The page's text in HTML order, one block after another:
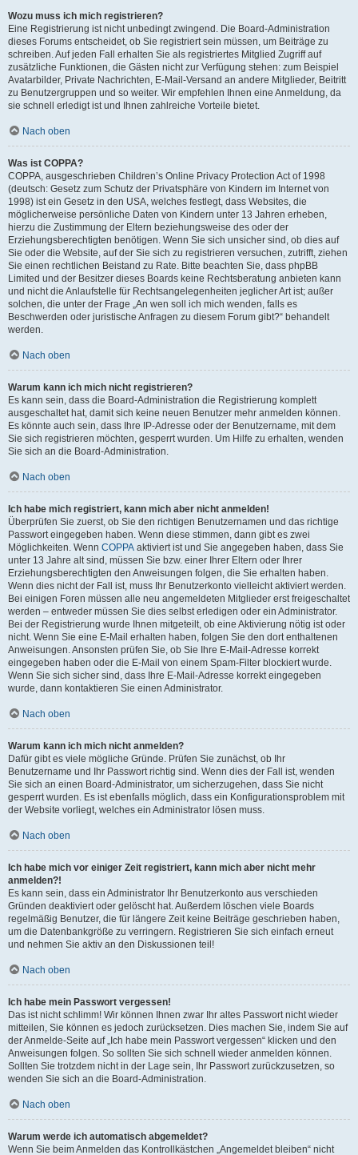
Wozu muss ich mich registrieren?
Eine Registrierung ist nicht unbedingt zwingend. Die Board-Administration
dieses Forums entscheidet, ob Sie registriert sein müssen, um Beiträge zu
schreiben. Auf jeden Fall erhalten Sie als registriertes Mitglied Zugriff auf
zusätzliche Funktionen, die Gästen nicht zur Verfügung stehen: zum Beispiel
Avatarbilder, Private Nachrichten, E-Mail-Versand an andere Mitglieder, Beitritt
zu Benutzergruppen und so weiter. Wir empfehlen Ihnen eine Anmeldung, da
sie schnell erledigt ist und Ihnen zahlreiche Vorteile bietet.
Nach oben
Was ist COPPA?
COPPA, ausgeschrieben Children’s Online Privacy Protection Act of 1998
(deutsch: Gesetz zum Schutz der Privatsphäre von Kindern im Internet von
1998) ist ein Gesetz in den USA, welches festlegt, dass Websites, die
möglicherweise persönliche Daten von Kindern unter 13 Jahren erheben,
hierzu die Zustimmung der Eltern beziehungsweise des oder der
Erziehungsberechtigten benötigen. Wenn Sie sich unsicher sind, ob dies auf
Sie oder die Website, auf der Sie sich zu registrieren versuchen, zutrifft, ziehen
Sie einen rechtlichen Beistand zu Rate. Bitte beachten Sie, dass phpBB
Limited und der Besitzer dieses Boards keine Rechtsberatung anbieten kann
und nicht die Anlaufstelle für Rechtsangelegenheiten jeglicher Art ist; außer
solchen, die unter der Frage „An wen soll ich mich wenden, falls es
Beschwerden oder juristische Anfragen zu diesem Forum gibt?“ behandelt
werden.
Nach oben
Warum kann ich mich nicht registrieren?
Es kann sein, dass die Board-Administration die Registrierung komplett
ausgeschaltet hat, damit sich keine neuen Benutzer mehr anmelden können.
Es könnte auch sein, dass Ihre IP-Adresse oder der Benutzername, mit dem
Sie sich registrieren möchten, gesperrt wurden. Um Hilfe zu erhalten, wenden
Sie sich an die Board-Administration.
Nach oben
Ich habe mich registriert, kann mich aber nicht anmelden!
Überprüfen Sie zuerst, ob Sie den richtigen Benutzernamen und das richtige
Passwort eingegeben haben. Wenn diese stimmen, dann gibt es zwei
Möglichkeiten. Wenn COPPA aktiviert ist und Sie angegeben haben, dass Sie
unter 13 Jahre alt sind, müssen Sie bzw. einer Ihrer Eltern oder Ihrer
Erziehungsberechtigten den Anweisungen folgen, die Sie erhalten haben.
Wenn dies nicht der Fall ist, muss Ihr Benutzerkonto vielleicht aktiviert werden.
Bei einigen Foren müssen alle neu angemeldeten Mitglieder erst freigeschaltet
werden – entweder müssen Sie dies selbst erledigen oder ein Administrator.
Bei der Registrierung wurde Ihnen mitgeteilt, ob eine Aktivierung nötig ist oder
nicht. Wenn Sie eine E-Mail erhalten haben, folgen Sie den dort enthaltenen
Anweisungen. Ansonsten prüfen Sie, ob Sie Ihre E-Mail-Adresse korrekt
eingegeben haben oder die E-Mail von einem Spam-Filter blockiert wurde.
Wenn Sie sich sicher sind, dass Ihre E-Mail-Adresse korrekt eingegeben
wurde, dann kontaktieren Sie einen Administrator.
Nach oben
Warum kann ich mich nicht anmelden?
Dafür gibt es viele mögliche Gründe. Prüfen Sie zunächst, ob Ihr
Benutzername und Ihr Passwort richtig sind. Wenn dies der Fall ist, wenden
Sie sich an einen Board-Administrator, um sicherzugehen, dass Sie nicht
gesperrt wurden. Es ist ebenfalls möglich, dass ein Konfigurationsproblem mit
der Website vorliegt, welches ein Administrator lösen muss.
Nach oben
Ich habe mich vor einiger Zeit registriert, kann mich aber nicht mehr
anmelden?!
Es kann sein, dass ein Administrator Ihr Benutzerkonto aus verschieden
Gründen deaktiviert oder gelöscht hat. Außerdem löschen viele Boards
regelmäßig Benutzer, die für längere Zeit keine Beiträge geschrieben haben,
um die Datenbankgröße zu verringern. Registrieren Sie sich einfach erneut
und nehmen Sie aktiv an den Diskussionen teil!
Nach oben
Ich habe mein Passwort vergessen!
Das ist nicht schlimm! Wir können Ihnen zwar Ihr altes Passwort nicht wieder
mitteilen, Sie können es jedoch zurücksetzen. Dies machen Sie, indem Sie auf
der Anmelde-Seite auf „Ich habe mein Passwort vergessen“ klicken und den
Anweisungen folgen. So sollten Sie sich schnell wieder anmelden können.
Sollten Sie trotzdem nicht in der Lage sein, Ihr Passwort zurückzusetzen, so
wenden Sie sich an die Board-Administration.
Nach oben
Warum werde ich automatisch abgemeldet?
Wenn Sie beim Anmelden das Kontrollkästchen „Angemeldet bleiben“ nicht